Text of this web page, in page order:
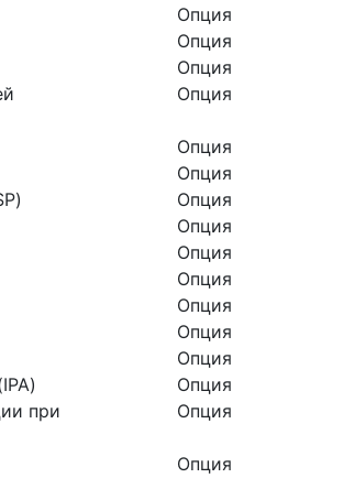
Опция
Опция
Опция
Опция
Опция
Опция
Опция
Опция
Опция
Опция
Опция
Опция
Опция
Опция
при
Опция
Опция